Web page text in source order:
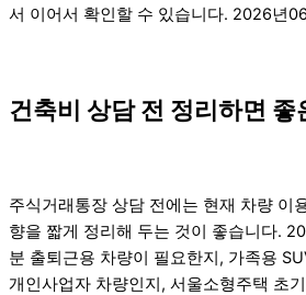
서 이어서 확인할 수 있습니다. 2026년
건축비 상담 전 정리하면 좋
주식거래통장 상담 전에는 현재 차량 이
향을 짧게 정리해 두는 것이 좋습니다.
분 출퇴근용 차량이 필요한지, 가족용
개인사업자 차량인지, 서울소형주택 초